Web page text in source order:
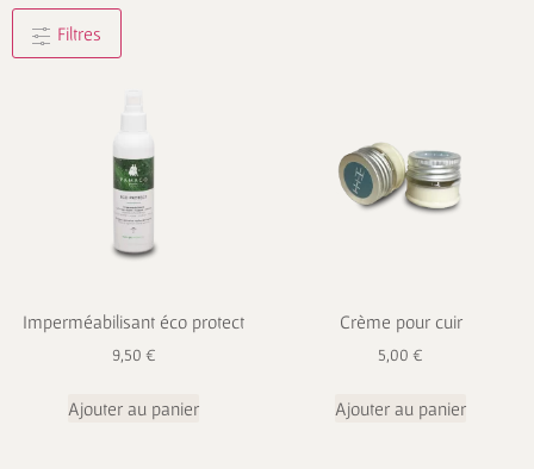
Filtres
Imperméabilisant éco protect
9,50 €
Ajouter au panier
Crème pour cuir
5,00 €
Ajouter au panier